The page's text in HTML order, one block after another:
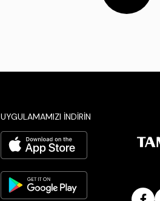
UYGULAMAMIZI İNDİRİN